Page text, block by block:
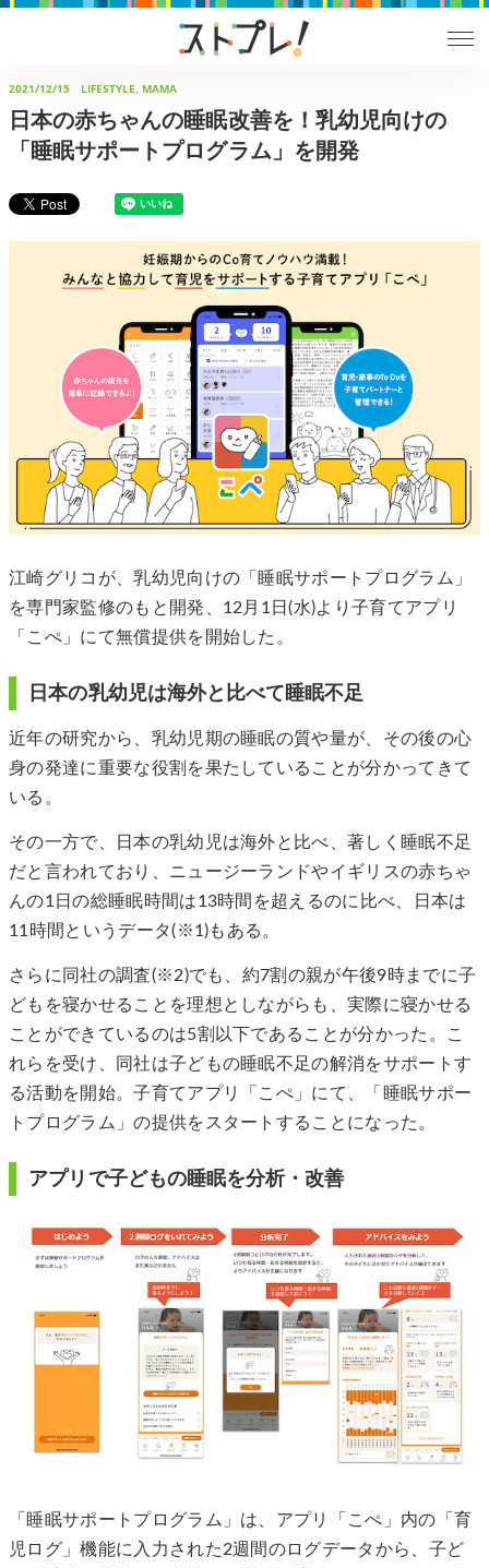
2021/12/15 LIFESTYLE, MAMA
日本の赤ちゃんの睡眠改善を！乳幼児向けの
「睡眠サポートプログラム」を開発
江崎グリコが、乳幼児向けの「睡眠サポートプログラム」
を専門家監修のもと開発、12月1日(水)より子育てアプリ
「こぺ」にて無償提供を開始した。
日本の乳幼児は海外と比べて睡眠不足
近年の研究から、乳幼児期の睡眠の質や量が、その後の心
身の発達に重要な役割を果たしていることが分かってきて
いる。
その一方で、日本の乳幼児は海外と比べ、著しく睡眠不足
だと言われており、ニュージーランドやイギリスの赤ちゃ
んの1日の総睡眠時間は13時間を超えるのに比べ、日本は
11時間というデータ(※1)もある。
さらに同社の調査(※2)でも、約7割の親が午後9時までに子
どもを寝かせることを理想としながらも、実際に寝かせる
ことができているのは5割以下であることが分かった。こ
れらを受け、同社は子どもの睡眠不足の解消をサポートす
る活動を開始。子育てアプリ「こぺ」にて、「睡眠サポー
トプログラム」の提供をスタートすることになった。
アプリで子どもの睡眠を分析・改善
「睡眠サポートプログラム」は、アプリ「こぺ」内の「育
児ログ」機能に入力された2週間のログデータから、子ど